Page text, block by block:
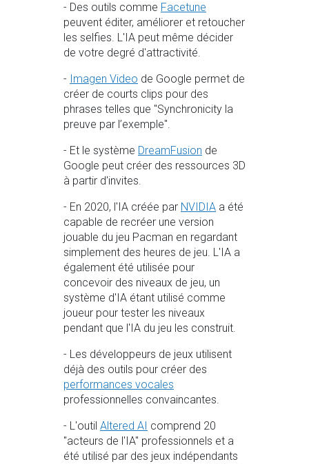
- Des outils comme Facetune
peuvent éditer, améliorer et retoucher
les selfies. L'IA peut même décider
de votre degré d'attractivité.
- Imagen Video de Google permet de
créer de courts clips pour des
phrases telles que "Synchronicity la
preuve par l’exemple".
- Et le système DreamFusion de
Google peut créer des ressources 3D
à partir d'invites.
- En 2020, l'IA créée par NVIDIA a été
capable de recréer une version
jouable du jeu Pacman en regardant
simplement des heures de jeu. L'IA a
également été utilisée pour
concevoir des niveaux de jeu, un
système d'IA étant utilisé comme
joueur pour tester les niveaux
pendant que l'IA du jeu les construit.
- Les développeurs de jeux utilisent
déjà des outils pour créer des
performances vocales
professionnelles convaincantes.
- L'outil Altered AI comprend 20
"acteurs de l'IA" professionnels et a
été utilisé par des jeux indépendants